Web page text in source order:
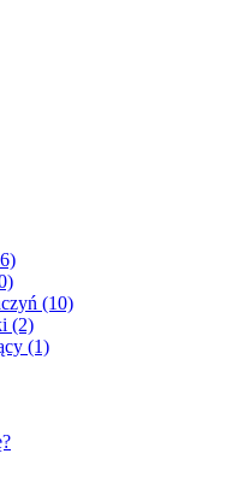
(10)
(2)
(1)